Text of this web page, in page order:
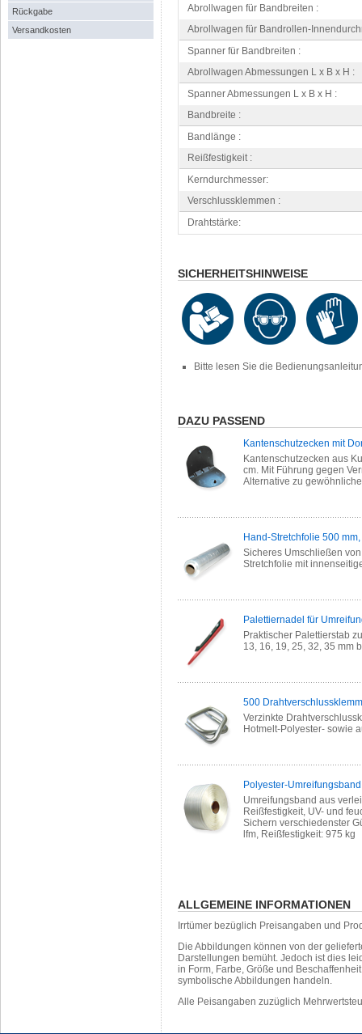
Rückgabe
Versandkosten
Abrollwagen für Bandbreiten :
Abrollwagen für Bandrollen-
Spanner für Bandbreiten :
Abrollwagen Abmessungen L x B x H :
Spanner Abmessungen L x B x H :
Bandbreite :
Bandlänge :
Reißfestigkeit :
Kerndurchmesser:
Verschlussklemmen :
Drahtstärke:
SICHERHEITSHINWEISE
Bitte lesen Sie die
DAZU PASSEND
Kantenschutzecken mit
Kantenschutzecken aus
cm. Mit Führung gegen
Alternative zu
Hand-Stretchfolie 500
Sicheres Umschließen
Stretchfolie mit
Palettiernadel für
Praktischer Palettierstab
13, 16, 19, 25, 32, 35 mm
500
Verzinkte
Hotmelt-Polyester- sowie
Polyester-
Umreifungsband aus
Reißfestigkeit, UV- und
Sichern verschiedenster
lfm, Reißfestigkeit: 975 kg
ALLGEMEINE INFORMATIONEN
Irrtümer bezüglich Preisangaben und
Die Abbildungen können von der
Darstellungen bemüht. Jedoch ist dies
in Form, Farbe, Größe und
symbolische Abbildungen handeln.
Alle Peisangaben zuzüglich